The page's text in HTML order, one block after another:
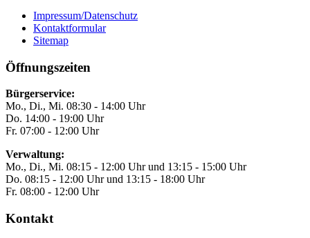
Impressum/Datenschutz
Kontaktformular
Sitemap
Öffnungszeiten
Bürgerservice:
Mo., Di., Mi. 08:30 - 14:00 Uhr
Do. 14:00 - 19:00 Uhr
Fr. 07:00 - 12:00 Uhr
Verwaltung:
Mo., Di., Mi. 08:15 - 12:00 Uhr und 13:15 - 15:00 Uhr
Do. 08:15 - 12:00 Uhr und 13:15 - 18:00 Uhr
Fr. 08:00 - 12:00 Uhr
Kontakt